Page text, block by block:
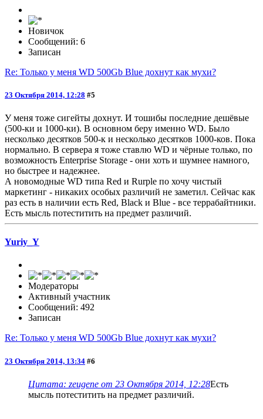
Новичок
Сообщений: 6
Записан
Re: Только у меня WD 500Gb Blue дохнут как мухи?
23 Октября 2014, 12:28 #5
У меня тоже сигейты дохнут. И тошибы последние дешёвые
(500-ки и 1000-ки). В основном беру именно WD. Было
несколько десятков 500-к и несколько десятков 1000-ков. Пока
нормально. В сервера я тоже ставлю WD и чёрные только, по
возможность Enterprise Storage - они хоть и шумнее намного,
но быстрее и надежнее.
А новомодные WD типа Red и Rurple по хочу чистый
маркетинг - никаких особых различий не заметил. Сейчас как
раз есть в наличии есть Red, Black и Blue - все террабайтники.
Есть мысль потеститить на предмет различий.
Yuriy_Y
Модераторы
Активный участник
Сообщений: 492
Записан
Re: Только у меня WD 500Gb Blue дохнут как мухи?
23 Октября 2014, 13:34 #6
Цитата: zeugene от 23 Октября 2014, 12:28Есть
мысль потеститить на предмет различий.